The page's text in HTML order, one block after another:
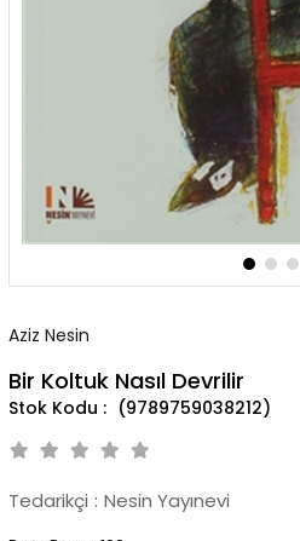
Aziz Nesin
Bir Koltuk Nasıl Devrilir
(9789759038212)
Tedarikçi : Nesin Yayınevi